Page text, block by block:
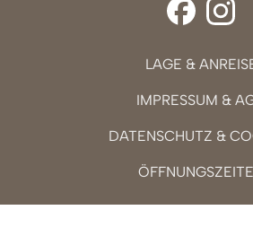
LAGE &
IMPRESSUM &
DATENSCHUTZ &